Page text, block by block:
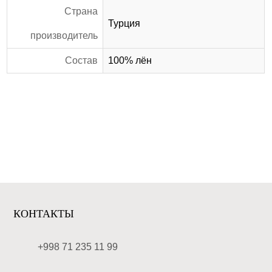
Страна
производитель
Турция
Состав 100% лён
КОНТАКТЫ
+998 71 235 11 99